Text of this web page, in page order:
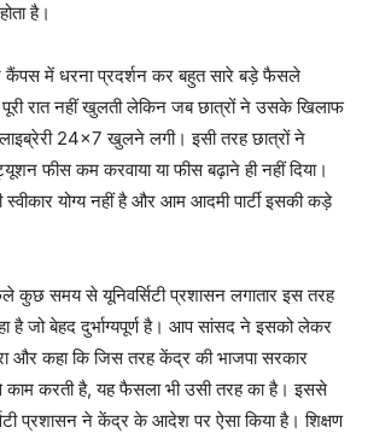
है।
कैंपस में धरना प्रदर्शन कर बहुत सारे बड़े फैसले
पूरी रात नहीं खुलती लेकिन जब छात्रों ने उसके खिलाफ
लाइब्रेरी 24×7 खुलने लगी। इसी तरह छात्रों ने
फीस कम करवाया या फीस बढ़ाने ही नहीं दिया।
योग्य नहीं है और आम आदमी पार्टी इसकी कड़े
कुछ समय से यूनिवर्सिटी प्रशासन लगातार इस तरह
है जो बेहद दुर्भाग्यपूर्ण है। आप सांसद ने इसको लेकर
और कहा कि जिस तरह केंद्र की भाजपा सरकार
काम करती है, यह फैसला भी उसी तरह का है। इससे
प्रशासन ने केंद्र के आदेश पर ऐसा किया है। शिक्षण